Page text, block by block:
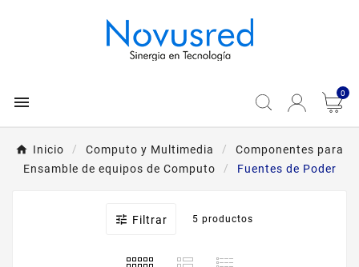
 0
Inicio Computo y Multimedia
Componentes para
Ensamble de equipos de Computo
Fuentes de Poder
 Filtrar 5 productos